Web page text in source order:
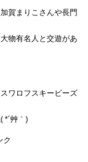
賀まりこさんや長門
物有名人と交遊があ
ワロフスキービーズ
*´艸｀)
ク